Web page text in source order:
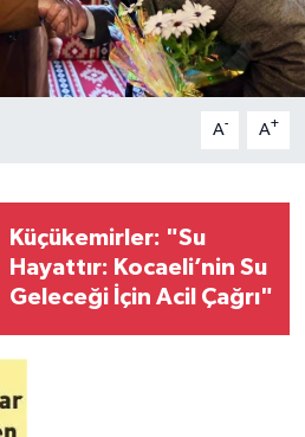
A- A+
Küçükemirler: "Su
Hayattır: Kocaeli’nin Su
Geleceği İçin Acil Çağrı"